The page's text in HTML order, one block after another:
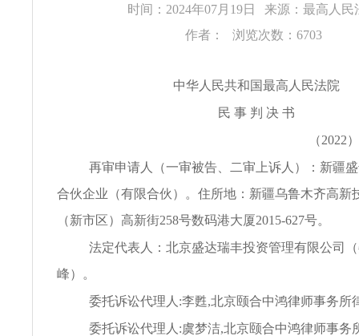
时间：2024年07月19日
来源：最高人
作者：
浏览次数：6703
中华人民共和国最高人民法院
民 事 判 决 书
（2022
再审申请人（一审被告、二审上诉人）：新疆
合伙企业（有限合伙）。住所地：新疆乌鲁木齐高新
（新市区）高新街258号数码港大厦2015-627号。
法定代表人：北京盛达瑞丰投资管理有限公司
峰）。
委托诉讼代理人:李甦,北京颐合中鸿律师事务所
委托诉讼代理人:虞梦洁,北京颐合中鸿律师事务